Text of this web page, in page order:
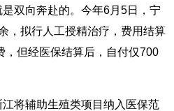
双向奔赴的。今年6月5日，宁
，拟行人工授精治疗，费用结算
，但经医保结算后，自付仅700
将辅助生殖类项目纳入医保范